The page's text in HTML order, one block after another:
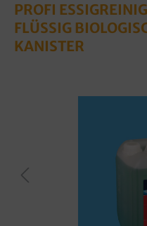
PROFI
FLÜSSIG
KANISTER